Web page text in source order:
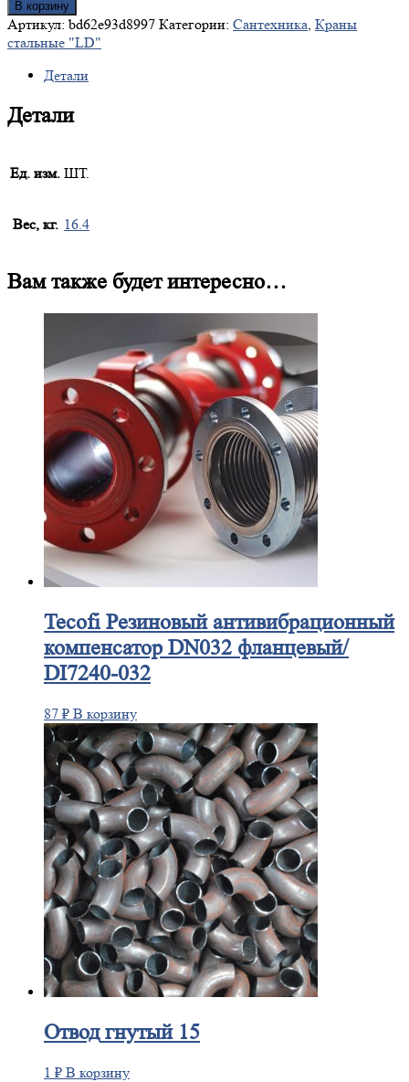
В корзину
Артикул: bd62e93d8997 Категории: Сантехника, Краны
стальные "LD"
Детали
Детали
Ед. изм. ШТ.
Вес, кг. 16.4
Вам также будет интересно…
Tecofi Резиновый антивибрационный
компенсатор DN032 фланцевый/
DI7240-032
87 ₽ В корзину
Отводгнутый 15
1 ₽ В корзину